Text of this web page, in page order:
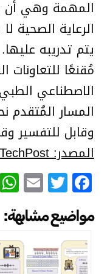
المهمة وهي أن
الرعاية الصحية
يتم تدريبه
مُقنعًا
الاصطناعي
المسار المُتقدم
وقابل للتفسير
المصدر: MarkTechPost
مواضيع مشابهة: